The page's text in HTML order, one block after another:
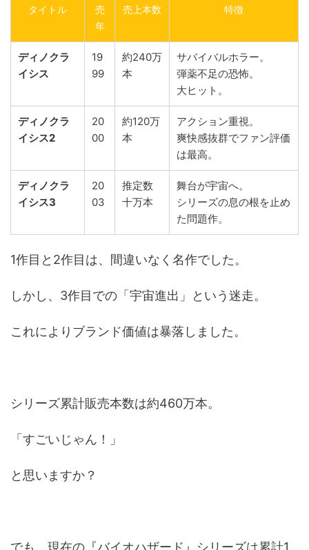
タイトル
売
年
売上本数 特徴
ディノクラ
イシス
19
99
約240万
本
サバイバルホラー。
弾薬不足の恐怖。
大ヒット。
ディノクラ
イシス2
20
00
約120万
本
アクション重視。
爽快感抜群でファン評価
は最高。
ディノクラ
イシス3
20
03
推定数
十万本
舞台が宇宙へ。
シリーズの息の根を止め
た問題作。
1作目と2作目は、間違いなく名作でした。
しかし、3作目での「宇宙進出」という迷走。
これによりブランド価値は暴落しました。
シリーズ累計販売本数は約460万本。
「すごいじゃん！」
と思いますか？